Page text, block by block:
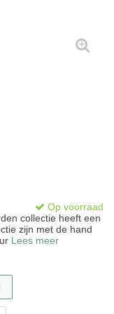
Op voorraad
collectie heeft een
zijn met de hand
Lees meer